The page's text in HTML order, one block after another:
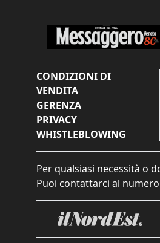
CONDIZIONI DI
VENDITA
GERENZA
PRIVACY
WHISTLEBLOWING
Per qualsiasi necessità o
Puoi contattarci al numero